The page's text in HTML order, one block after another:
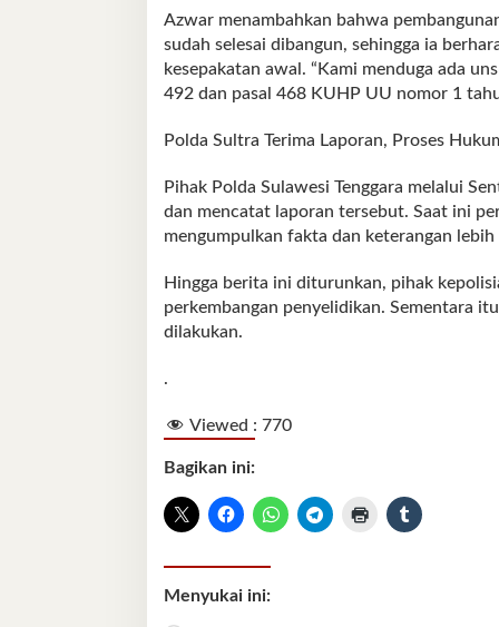
Azwar menambahkan bahwa
sudah selesai dibangun, sehingga ia
kesepakatan awal. “Kami menduga ada
492 dan pasal 468 KUHP UU nomor 1
Polda Sultra Terima Laporan, Proses
Pihak Polda Sulawesi Tenggara melalui
dan mencatat laporan tersebut. Saat ini
mengumpulkan fakta dan keterangan
Hingga berita ini diturunkan, pihak
perkembangan penyelidikan. Sementara
dilakukan.
.
Viewed : 770
Bagikan ini:
Menyukai ini: